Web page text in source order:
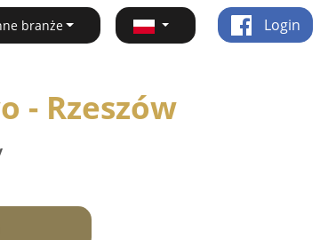
branże Login
- Rzeszów